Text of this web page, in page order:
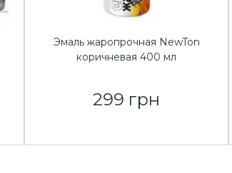
Эмаль жаропрочная NewTon
коричневая 400 мл
299 грн